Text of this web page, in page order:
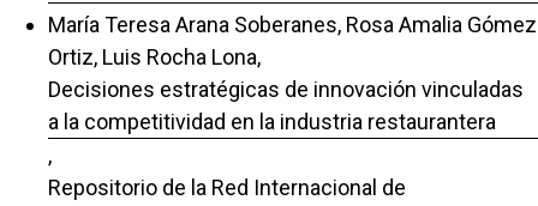
María Teresa Arana Soberanes, Rosa Amalia Gómez
Ortiz, Luis Rocha Lona,
Decisiones estratégicas de innovación vinculadas
a la competitividad en la industria restaurantera
,
Repositorio de la Red Internacional de